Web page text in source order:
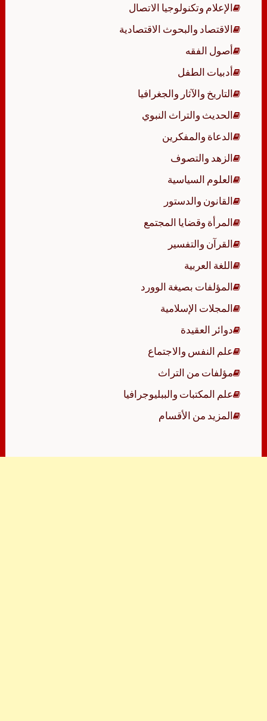
الإعلام وتكنولوجيا الاتصال
الاقتصاد والبحوث الاقتصادية
أصول الفقه
أدبيات الطفل
التاريخ والآثار والجغرافيا
الحديث والتراث النبوي
الدعاة والمفكرين
الزهد والتصوف
العلوم السياسية
القانون والدستور
المرأة وقضايا المجتمع
القرآن والتفسير
اللغة العربية
المؤلفات بصيغة الوورد
المجلات الإسلامية
دوائر العقيدة
علم النفس والاجتماع
مؤلفات من التراث
علم المكتبات والببليوجرافيا
المزيد من الأقسام